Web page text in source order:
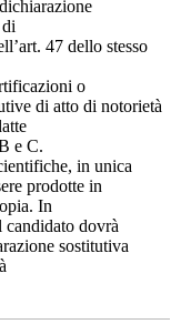
47 dello stesso
o
di atto di notorietà
e C.
in unica
prodotte in
In
candidato dovrà
sostitutiva